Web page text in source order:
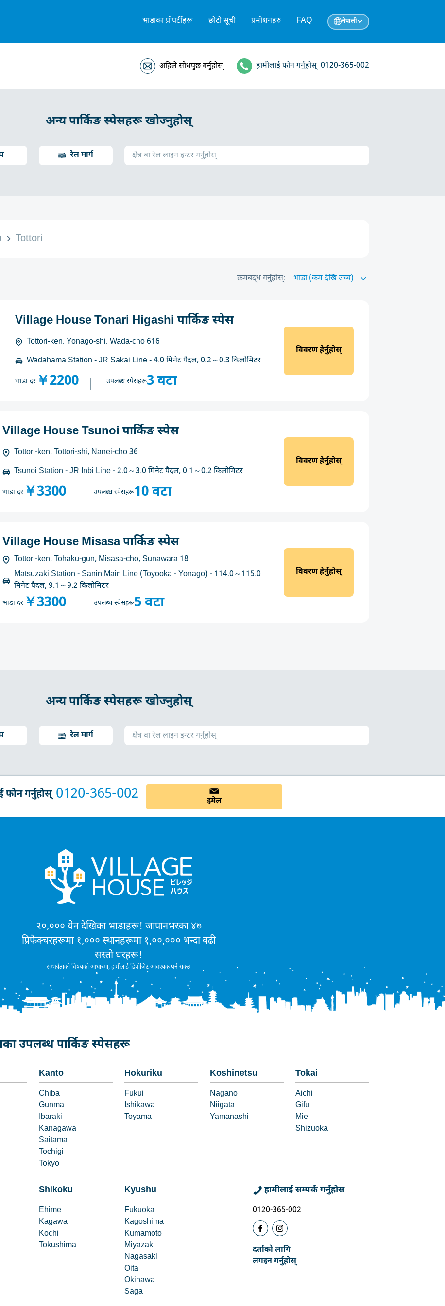
भाडाका प्रोपर्टीहरू छोटो सूची प्रमोशनहरु FAQ नेपाली
अहिले सोधपुछ गर्नुहोस् हामीलाई फोन गर्नुहोस् 0120-365-002
अन्य पार्किङ स्पेसहरू खोज्नुहोस्
रेल मार्ग
Tottori
क्रमबद्ध गर्नुहोस्:
Village House Tonari Higashi पार्किङ स्पेस
Tottori-ken, Yonago-shi, Wada-cho 616
Wadahama Station - JR Sakai Line - 4.0 मिनेट पैदल, 0.2～0.3 किलोमिटर
भाडा दर￥2200 उपलब्ध स्पेसहरू3 वटा
विवरण हेर्नुहोस्
Village House Tsunoi पार्किङ स्पेस
Tottori-ken, Tottori-shi, Nanei-cho 36
Tsunoi Station - JR Inbi Line - 2.0～3.0 मिनेट पैदल, 0.1～0.2 किलोमिटर
भाडा दर￥3300 उपलब्ध स्पेसहरू10 वटा
विवरण हेर्नुहोस्
Village House Misasa पार्किङ स्पेस
Tottori-ken, Tohaku-gun, Misasa-cho, Sunawara 18
Matsuzaki Station - Sanin Main Line (Toyooka - Yonago) - 114.0～115.0
मिनेट पैदल, 9.1～9.2 किलोमिटर
भाडा दर￥3300 उपलब्ध स्पेसहरू5 वटा
विवरण हेर्नुहोस्
अन्य पार्किङ स्पेसहरू खोज्नुहोस्
रेल मार्ग
फोन गर्नुहोस् 0120-365-002 इमेल
२०,००० येन देखिका भाडाहरू! जापानभरका ४७
प्रिफेक्चरहरूमा १,००० स्थानहरूमा १,००,००० भन्दा बढी
सस्तो घरहरू!
सम्झौताको विषयको आधारमा, हामीलाई डिपोजिट आवश्यक पर्न सक्छ
उपलब्ध पार्किङ स्पेसहरू
Kanto
Chiba
Gunma
Ibaraki
Kanagawa
Saitama
Tochigi
Tokyo
Hokuriku
Fukui
Ishikawa
Toyama
Koshinetsu
Nagano
Niigata
Yamanashi
Tokai
Aichi
Gifu
Mie
Shizuoka
Shikoku
Ehime
Kagawa
Kochi
Tokushima
Kyushu
Fukuoka
Kagoshima
Kumamoto
Miyazaki
Nagasaki
Oita
Okinawa
Saga
हामीलाई सम्पर्क गर्नुहोस
0120-365-002
दर्ताको लागि
लगइन गर्नुहोस्